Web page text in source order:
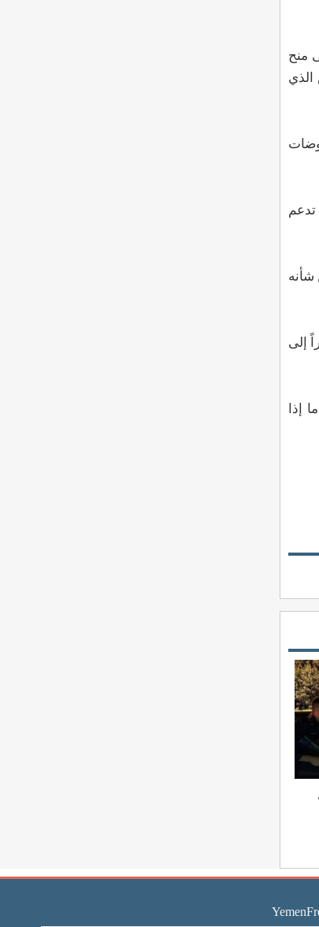
منح
الذي
نوفمبر 2024 وموضوع المفاوضات
تدعم
شأنه
إلى
إذا